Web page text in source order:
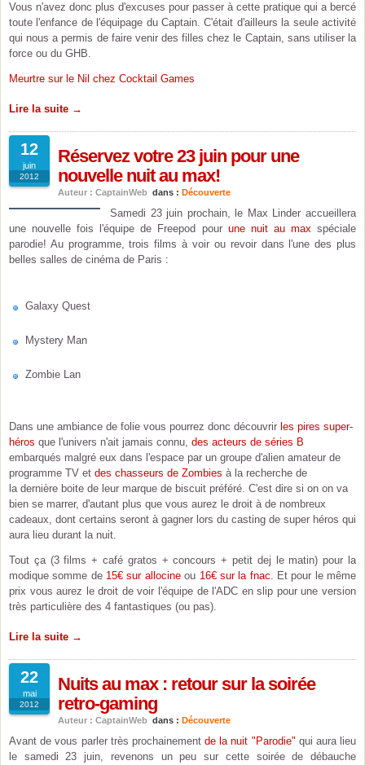
Vous n'avez donc plus d'excuses pour passer à cette pratique qui a bercé
toute l'enfance de l'équipage du Captain. C'était d'ailleurs la seule activité
qui nous a permis de faire venir des filles chez le Captain, sans utiliser la
force ou du GHB.
Meurtre sur le Nil chez Cocktail Games
Lire la suite →
12
juin
2012
Réservez votre 23 juin pour une
nouvelle nuit au max!
Auteur : CaptainWeb dans : Découverte
Samedi 23 juin prochain, le Max Linder accueillera
une nouvelle fois l'équipe de Freepod pour une nuit au maxspéciale
parodie! Au programme, trois films à voir ou revoir dans l'une des plus
belles salles de cinéma de Paris :
Galaxy Quest
Mystery Man
Zombie Lan
Dans une ambiance de folie vous pourrez donc découvrir les pires super-
héros que l'univers n'ait jamais connu, des acteurs de séries B
embarqués malgré eux dans l'espace par un groupe d'alien amateur de
programme TV et des chasseurs de Zombies à la recherche de
la dernière boite de leur marque de biscuit préféré. C'est dire si on on va
bien se marrer, d'autant plus que vous aurez le droit à de nombreux
cadeaux, dont certains seront à gagner lors du casting de super héros qui
aura lieu durant la nuit.
Tout ça (3 films + café gratos + concours + petit dej le matin) pour la
modique somme de 15€ sur allocineou 16€ sur la fnac. Et pour le même
prix vous aurez le droit de voir l'équipe de l'ADC en slip pour une version
très particulière des 4 fantastiques (ou pas).
Lire la suite →
22
mai
2012
Nuits au max : retour sur la soirée
retro-gaming
Auteur : CaptainWeb dans : Découverte
Avant de vous parler très prochainement de la nuit "Parodie" qui aura lieu
le samedi 23 juin, revenons un peu sur cette soirée de débauche